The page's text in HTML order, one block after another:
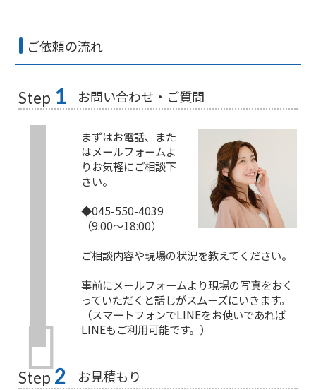
ご依頼の流れ
Step 1 お問い合わせ・ご質問
まずはお電話、また
はメールフォームよ
りお気軽にご相談下
さい。
◆045-550-4039
（9:00〜18:00）
ご相談内容や現場の状況を教えてください。
事前にメールフォームより現場の写真をおく
っていただくと話しがスムーズにいきます。
（スマートフォンでLINEをお使いであれば
LINEもご利用可能です。）
Step 2 お見積もり